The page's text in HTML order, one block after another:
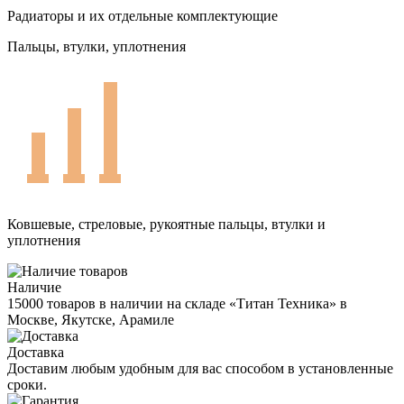
Радиаторы и их отдельные комплектующие
Пальцы, втулки, уплотнения
Ковшевые, стреловые, рукоятные пальцы, втулки и
уплотнения
Наличие
15000 товаров в наличии на складе «Титан Техника» в
Москве, Якутске, Арамиле
Доставка
Доставим любым удобным для вас способом в установленные
сроки.